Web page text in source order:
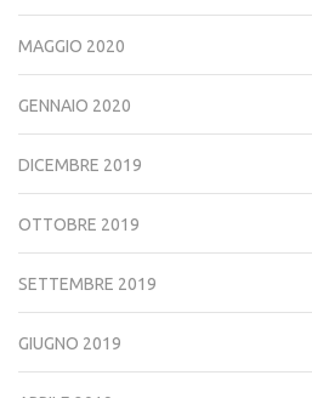
MAGGIO 2020
GENNAIO 2020
DICEMBRE 2019
OTTOBRE 2019
SETTEMBRE 2019
GIUGNO 2019